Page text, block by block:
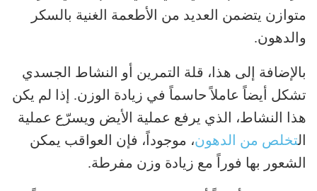
متوازن يتضمن العديد من الأطعمة الغنية بالسكر
والدهون.
بالإضافة إلى هذا، قلة التمرين أو النشاط الجسدي
تشكل أيضاً عاملاً حاسماً في زيادة الوزن. إذا لم يكن
هذا النشاط، الذي يرفع عملية الأيض ويسرّع عملية
التخلص من الدهون، موجوداً، فإن العواقب يمكن
الشعور بها فوراً مع زيادة وزن مفرطة.